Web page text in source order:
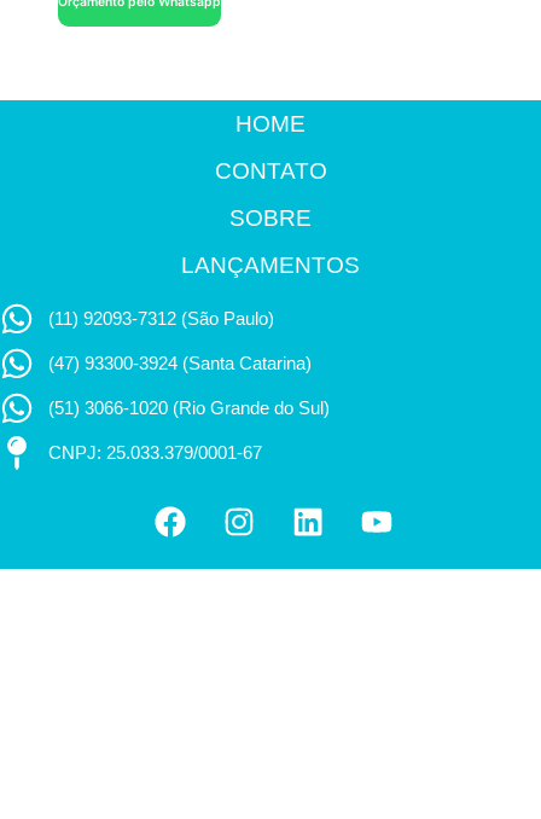
HOME
CONTATO
SOBRE
LANÇAMENTOS
(11) 92093-7312 (São Paulo)
(47) 93300-3924 (Santa Catarina)
(51) 3066-1020 (Rio Grande do Sul)
CNPJ: 25.033.379/0001-67